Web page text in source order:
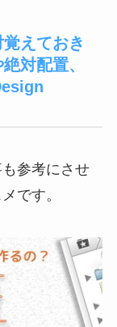
えておき
対配置、
参考にさせ
です。